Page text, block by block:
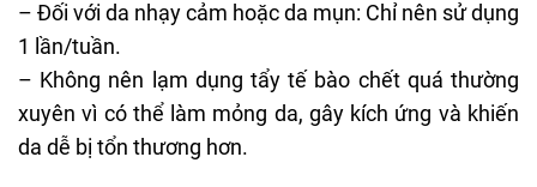
– Đối với da nhạy cảm hoặc da mụn: Chỉ nên sử dụng
1 lần/tuần.
– Không nên lạm dụng tẩy tế bào chết quá thường
xuyên vì có thể làm mỏng da, gây kích ứng và khiến
da dễ bị tổn thương hơn.